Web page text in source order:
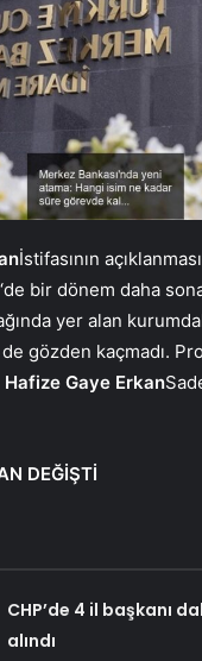
İstifasının
‘de bir dönem daha
yer alan
gözden kaçmadı.
Hafize Gaye Erkan
DEĞİŞTİ
CHP’de 4 il başkanı
alındı